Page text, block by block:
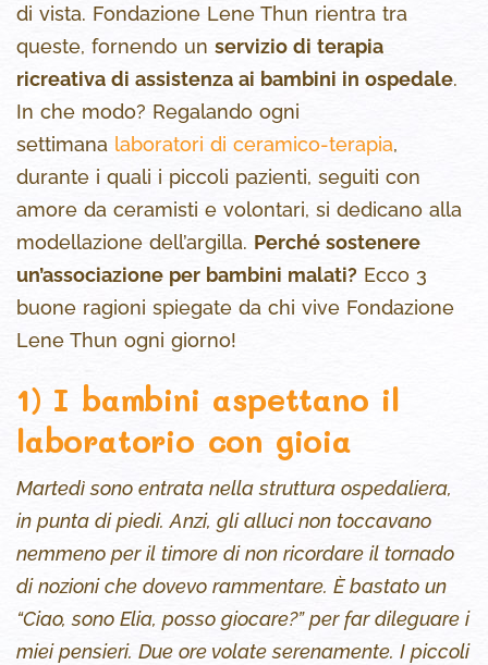
di vista. Fondazione Lene Thun rientra tra
queste, fornendo un servizio di terapia
ricreativa di assistenza ai bambini in ospedale.
In che modo? Regalando ogni
settimana laboratori di ceramico-terapia,
durante i quali i piccoli pazienti, seguiti con
amore da ceramisti e volontari, si dedicano alla
modellazione dell’argilla. Perché sostenere
un’associazione per bambini malati? Ecco 3
buone ragioni spiegate da chi vive Fondazione
Lene Thun ogni giorno!
1) I bambini aspettano il
laboratorio con gioia
Martedì sono entrata nella struttura ospedaliera,
in punta di piedi. Anzi, gli alluci non toccavano
nemmeno per il timore di non ricordare il tornado
di nozioni che dovevo rammentare. È bastato un
“Ciao, sono Elia, posso giocare?” per far dileguare i
miei pensieri. Due ore volate serenamente. I piccoli